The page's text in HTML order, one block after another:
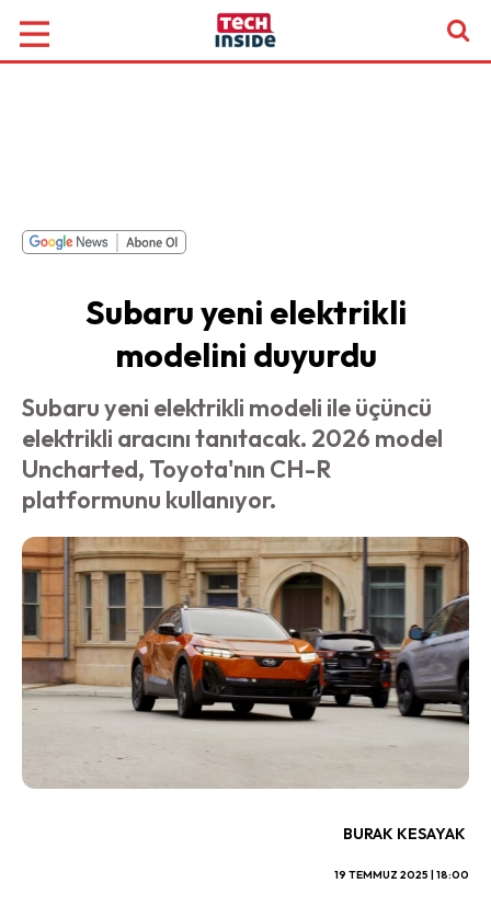
Subaru yeni elektrikli
modelini duyurdu
Subaru yeni elektrikli modeli ile üçüncü
elektrikli aracını tanıtacak. 2026 model
Uncharted, Toyota'nın CH-R
platformunu kullanıyor.
BURAK KESAYAK
19 TEMMUZ 2025 | 18:00